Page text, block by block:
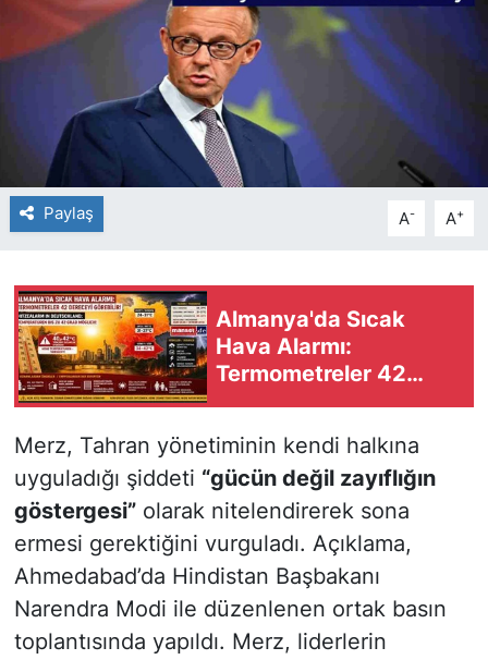
Paylaş A- A+
Almanya'da Sıcak
Hava Alarmı:
Termometreler 42
Dereceyi Görebilir
Merz, Tahran yönetiminin kendi halkına
uyguladığı şiddeti “gücün değil zayıflığın
göstergesi”olarak nitelendirerek sona
ermesi gerektiğini vurguladı. Açıklama,
Ahmedabad’da Hindistan Başbakanı
Narendra Modi ile düzenlenen ortak basın
toplantısında yapıldı. Merz, liderlerin